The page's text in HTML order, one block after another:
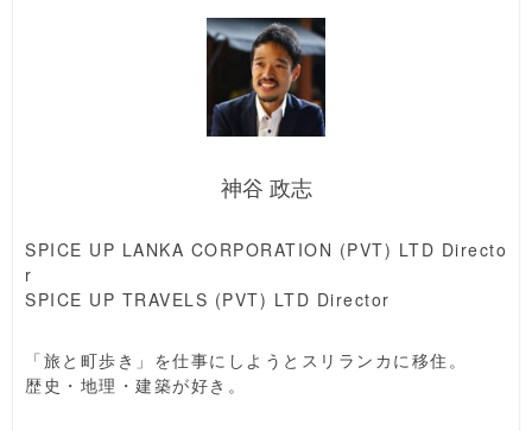
神谷 政志
SPICE UP LANKA CORPORATION (PVT) LTD Directo
r
SPICE UP TRAVELS (PVT) LTD Director
「旅と町歩き」を仕事にしようとスリランカに移住。
歴史・地理・建築が好き。